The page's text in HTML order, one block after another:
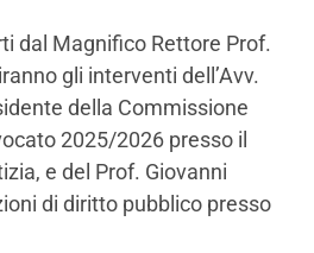
dal Magnifico Rettore Prof.
gli interventi dell’Avv.
della Commissione
2025/2026 presso il
e del Prof. Giovanni
di diritto pubblico presso